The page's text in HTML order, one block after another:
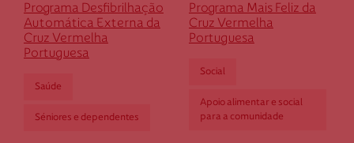
Programa Desfibrilhação
Automática Externa da
Cruz Vermelha
Portuguesa
Saúde
Séniores e dependentes
Programa Mais Feliz da
Cruz Vermelha
Portuguesa
Social
Apoio alimentar e social
para a comunidade